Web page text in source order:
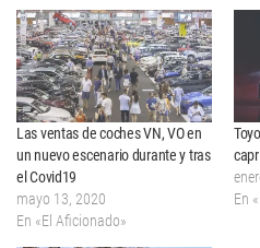
Las ventas de coches VN, VO en
un nuevo escenario durante y tras
el Covid19
mayo 13, 2020
En «El Aficionado»
En